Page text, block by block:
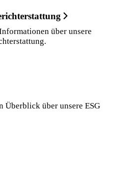
über unsere
Überblick über unsere ESG